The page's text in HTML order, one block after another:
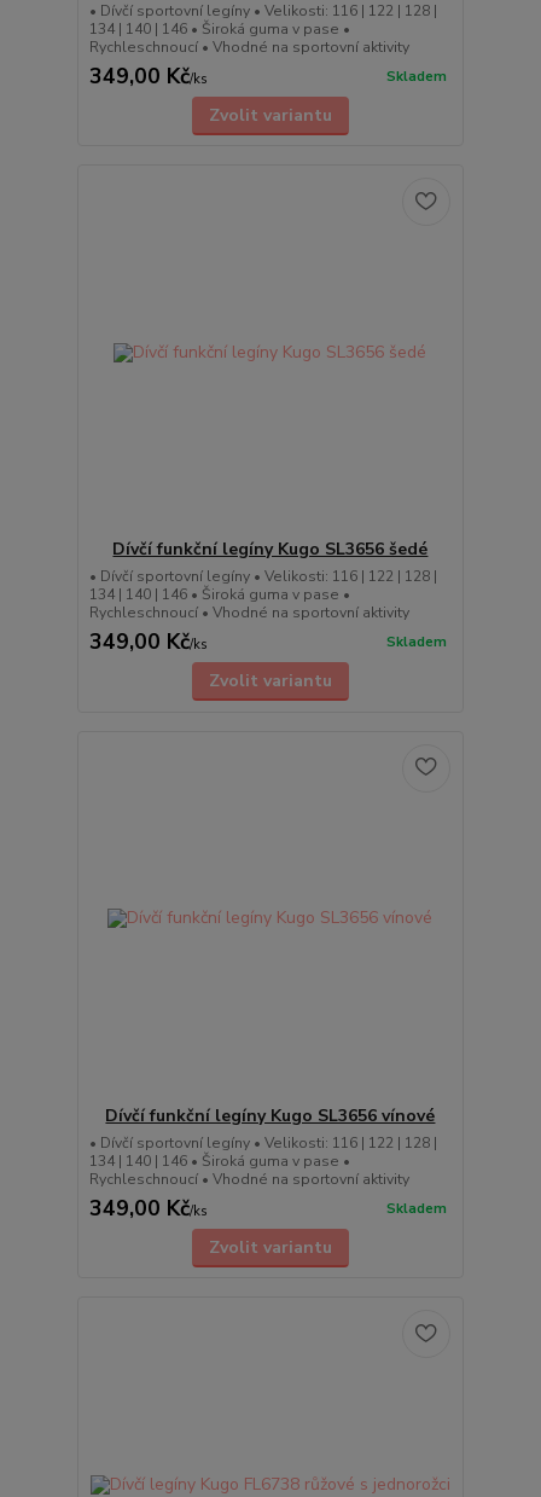
• Dívčí sportovní legíny • Velikosti: 116 | 122 | 128 |
134 | 140 | 146 • Široká guma v pase •
Rychleschnoucí • Vhodné na sportovní aktivity
349,00 Kč/ks Skladem
Zvolit variantu
Dívčí funkční legíny Kugo SL3656 šedé
• Dívčí sportovní legíny • Velikosti: 116 | 122 | 128 |
134 | 140 | 146 • Široká guma v pase •
Rychleschnoucí • Vhodné na sportovní aktivity
349,00 Kč/ks Skladem
Zvolit variantu
Dívčí funkční legíny Kugo SL3656 vínové
• Dívčí sportovní legíny • Velikosti: 116 | 122 | 128 |
134 | 140 | 146 • Široká guma v pase •
Rychleschnoucí • Vhodné na sportovní aktivity
349,00 Kč/ks Skladem
Zvolit variantu